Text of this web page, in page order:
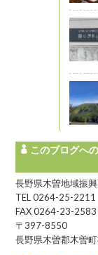
このブログへ
長野県木曽地域振
TEL 0264-25-2211
FAX 0264-23-2583
〒397-8550
長野県木曽郡木曽